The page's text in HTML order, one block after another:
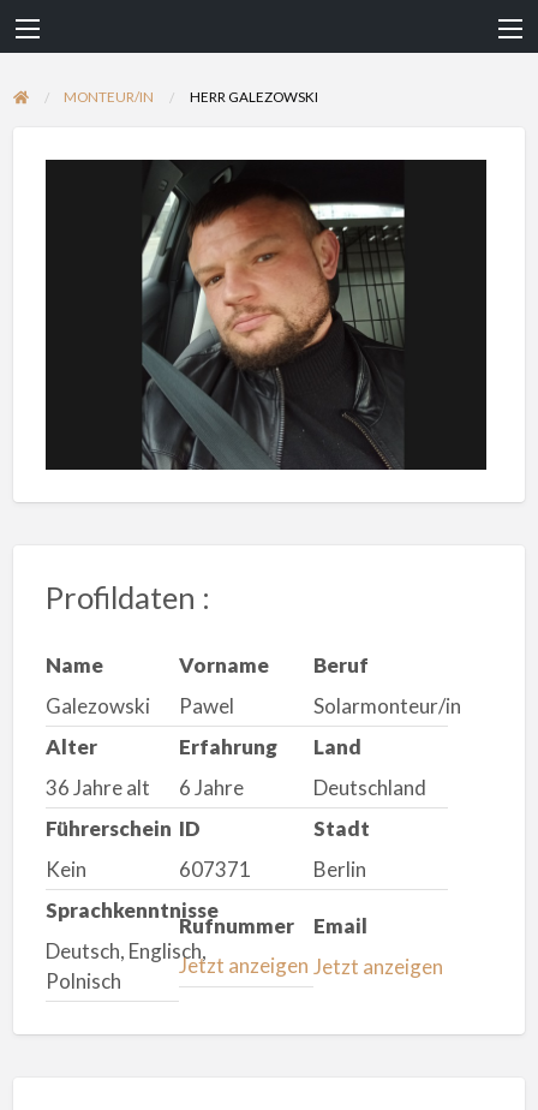
MONTEUR/IN HERR GALEZOWSKI
Profildaten :
Name
Galezowski
Vorname
Pawel
Beruf
Solarmonteur/in
Alter
36 Jahre alt
Erfahrung
6 Jahre
Land
Deutschland
Führerschein
Kein
ID
607371
Stadt
Berlin
Sprachkenntnisse
Deutsch, Englisch,
Polnisch
Rufnummer
Jetzt anzeigen
Email
Jetzt anzeigen